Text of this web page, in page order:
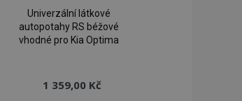
Univerzální látkové
autopotahy RS béžové
vhodné pro Kia Optima
1 359,00 Kč